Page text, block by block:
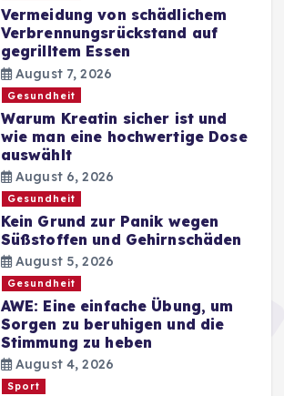
Vermeidung von schädlichem
Verbrennungsrückstand auf
gegrilltem Essen
August 7, 2026
Gesundheit
Warum Kreatin sicher ist und
wie man eine hochwertige Dose
auswählt
August 6, 2026
Gesundheit
Kein Grund zur Panik wegen
Süßstoffen und Gehirnschäden
August 5, 2026
Gesundheit
AWE: Eine einfache Übung, um
Sorgen zu beruhigen und die
Stimmung zu heben
August 4, 2026
Sport